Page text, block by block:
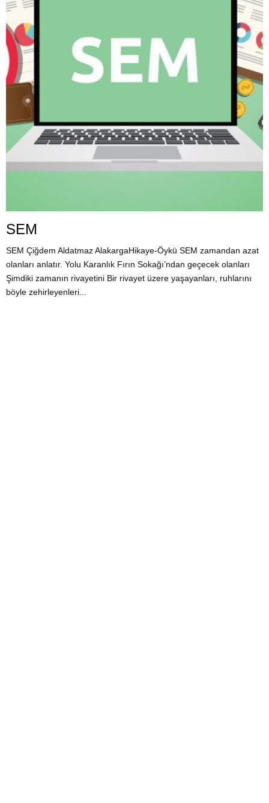
SEM
SEM Çiğdem Aldatmaz AlakargaHikaye-Öykü SEM zamandan azat
olanları anlatır. Yolu Karanlık Fırın Sokağı’ndan geçecek olanları
Şimdiki zamanın rivayetini Bir rivayet üzere yaşayanları, ruhlarını
böyle zehirleyenleri...